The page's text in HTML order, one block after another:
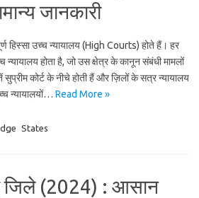
जानकारी
हिस्सा उच्च न्यायालय (High Courts) होते हैं। हर
न्यायालय होता है, जो उस क्षेत्र के कानून संबंधी मामलों
कोर्ट के नीचे होती हैं और ज़िलों के सत्र न्यायालय
न्यायालयों… Read More »
States
जिले (2024) : आसान